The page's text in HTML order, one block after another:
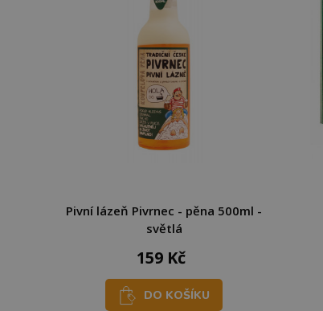
Pivní lázeň Pivrnec - pěna 500ml -
světlá
159 Kč
DO KOŠÍKU